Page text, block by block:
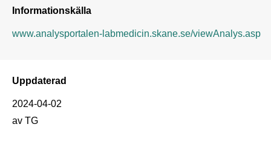
Informationskälla
www.analysportalen-labmedicin.skane.se/viewAnalys.asp
Uppdaterad
2024-04-02
av TG